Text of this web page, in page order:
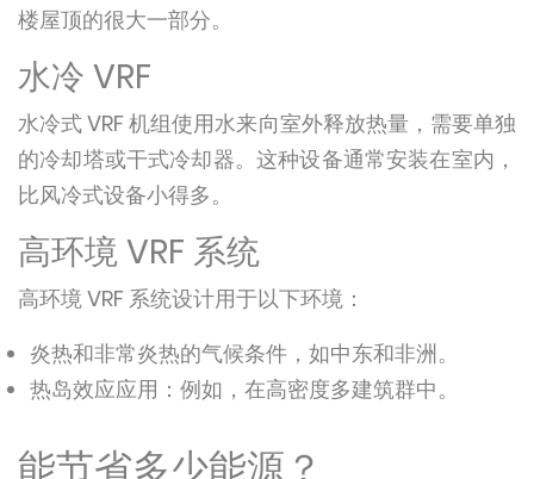
楼屋顶的很大一部分。
水冷 VRF
水冷式 VRF 机组使用水来向室外释放热量，需要单独
的冷却塔或干式冷却器。这种设备通常安装在室内，
比风冷式设备小得多。
高环境 VRF 系统
高环境 VRF 系统设计用于以下环境：
炎热和非常炎热的气候条件，如中东和非洲。
热岛效应应用：例如，在高密度多建筑群中。
能节省多少能源？